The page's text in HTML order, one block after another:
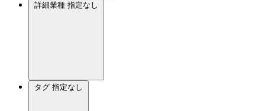
詳細業種 指定なし
タグ 指定なし